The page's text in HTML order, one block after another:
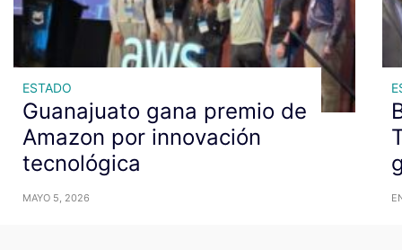
ESTADO
Guanajuato gana premio de
Amazon por innovación
tecnológica
MAYO 5, 2026